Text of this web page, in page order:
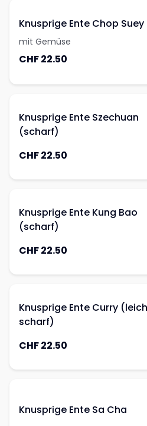
Knusprige Ente Chop Suey
mit Gemüse
CHF 22.50
Knusprige Ente Szechuan
(scharf)
CHF 22.50
Knusprige Ente Kung Bao
(scharf)
CHF 22.50
Knusprige Ente Curry
scharf)
CHF 22.50
Knusprige Ente Sa Cha